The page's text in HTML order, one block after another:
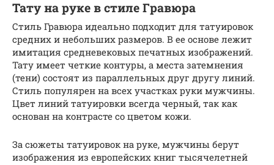
Тату на руке в стиле Гравюра
Стиль Гравюра идеально подходит для татуировок
средних и небольших размеров. В ее основе лежит
имитация средневековых печатных изображений.
Тату имеет четкие контуры, а места затемнения
(тени) состоят из параллельных друг другу линий.
Стиль популярен на всех участках руки мужчины.
Цвет линий татуировки всегда черный, так как
основан на контрасте со цветом кожи.
За сюжеты татуировок на руке, мужчины берут
изображения из европейских книг тысячелетней